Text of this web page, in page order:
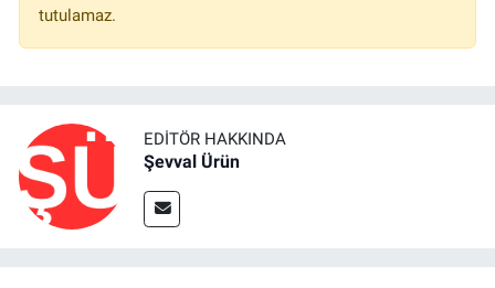
tutulamaz.
EDITÖR HAKKINDA
Şevval Ürün